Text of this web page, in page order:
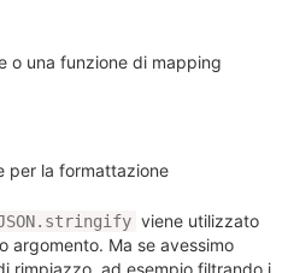
o una funzione di mapping
per la formattazione
viene utilizzato
argomento. Ma se avessimo
rimpiazzo, ad esempio filtrando i